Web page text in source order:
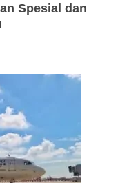
Spesial dan